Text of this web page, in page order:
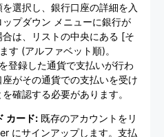
選択し、銀行口座の詳細を入
プダウン メニューに銀行が
は、リストの中央にある [そ
す (アルファベット順)。
登録した通貨で支払いが行わ
がその通貨での支払いを受け
確認する必要があります。
カード: 既存のアカウントをリ
にサインアップします。支払